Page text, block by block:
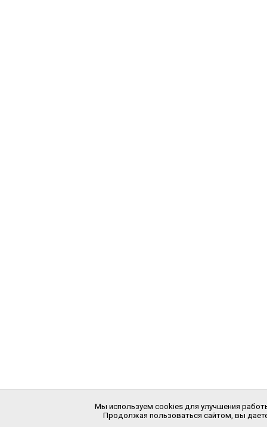
Мы используем cookies для улучшения
Продолжая пользоваться сайтом, вы